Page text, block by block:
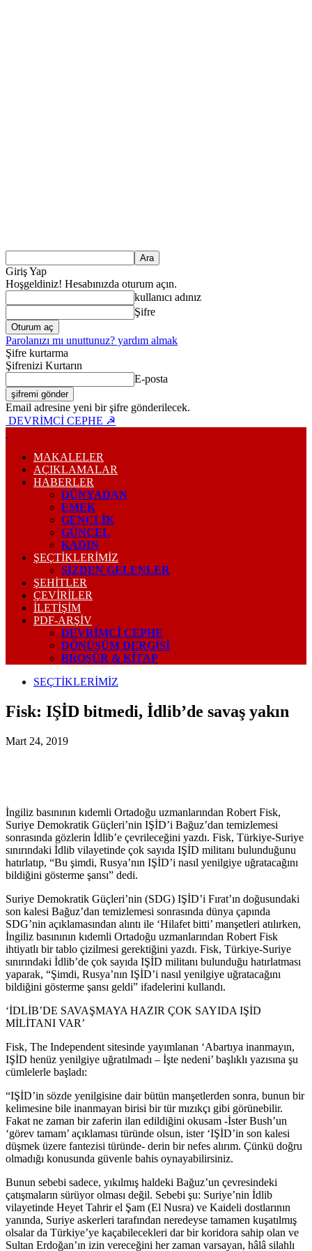
Giriş Yap
Hoşgeldiniz! Hesabınızda oturum açın.
kullanıcı adınız
Şifre
Parolanızı mı unuttunuz? yardım almak
Şifre kurtarma
Şifrenizi Kurtarın
E-posta
Email adresine yeni bir şifre gönderilecek.
DEVRİMCİ CEPHE ☭
MAKALELER
AÇIKLAMALAR
HABERLER
DÜNYADAN
EMEK
GENÇLİK
GÜNCEL
KADIN
ŞEÇTİKLERİMİZ
SİZDEN GELENLER
ŞEHİTLER
ÇEVİRİLER
İLETİŞİM
PDF-ARŞIV
DEVRIMCI CEPHE
DÖNÜŞÜM DERGISI
BROŞÜR & KİTAP
SEÇTİKLERİMİZ
Fisk: IŞİD bitmedi, İdlib’de savaş yakın
Mart 24, 2019
İngiliz basınının kıdemli Ortadoğu uzmanlarından Robert Fisk,
Suriye Demokratik Güçleri’nin IŞİD’i Bağuz’dan temizlemesi
sonrasında gözlerin İdlib’e çevrileceğini yazdı. Fisk, Türkiye-Suriye
sınırındaki İdlib vilayetinde çok sayıda IŞİD militanı bulunduğunu
hatırlatıp, “Bu şimdi, Rusya’nın IŞİD’i nasıl yenilgiye uğratacağını
bildiğini gösterme şansı” dedi.
Suriye Demokratik Güçleri’nin (SDG) IŞİD’i Fırat’ın doğusundaki
son kalesi Bağuz’dan temizlemesi sonrasında dünya çapında
SDG’nin açıklamasından alıntı ile ‘Hilafet bitti’ manşetleri atılırken,
İngiliz basınının kıdemli Ortadoğu uzmanlarından Robert Fisk
ihtiyatlı bir tablo çizilmesi gerektiğini yazdı. Fisk, Türkiye-Suriye
sınırındaki İdlib’de çok sayıda IŞİD militanı bulunduğu hatırlatması
yaparak, “Şimdi, Rusya’nın IŞİD’i nasıl yenilgiye uğratacağını
bildiğini gösterme şansı geldi” ifadelerini kullandı.
‘İDLİB’DE SAVAŞMAYA HAZIR ÇOK SAYIDA IŞİD
MİLİTANI VAR’
Fisk, The Independent sitesinde yayımlanan ‘Abartıya inanmayın,
IŞİD henüz yenilgiye uğratılmadı – İşte nedeni’ başlıklı yazısına şu
cümlelerle başladı:
“IŞİD’in sözde yenilgisine dair bütün manşetlerden sonra, bunun bir
kelimesine bile inanmayan birisi bir tür mızıkçı gibi görünebilir.
Fakat ne zaman bir zaferin ilan edildiğini okusam -İster Bush’un
‘görev tamam’ açıklaması türünde olsun, ister ‘IŞİD’in son kalesi
düşmek üzere fantezisi türünde- derin bir nefes alırım. Çünkü doğru
olmadığı konusunda güvenle bahis oynayabilirsiniz.
Bunun sebebi sadece, yıkılmış haldeki Bağuz’un çevresindeki
çatışmaların sürüyor olması değil. Sebebi şu: Suriye’nin İdlib
vilayetinde Heyet Tahrir el Şam (El Nusra) ve Kaideli dostlarının
yanında, Suriye askerleri tarafından neredeyse tamamen kuşatılmış
olsalar da Türkiye’ye kaçabilecekleri dar bir koridora sahip olan ve
Sultan Erdoğan’ın izin vereceğini her zaman varsayan, hâlâ silahlı